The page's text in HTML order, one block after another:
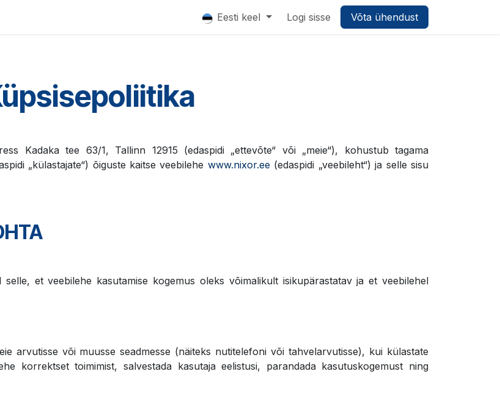
Eesti keel Logi sisse Võta ühendust
Kadaka tee 63/1, Tallinn 12915 (edaspidi „ettevõte“ või „meie“), kohustub tagama
„külastajate“) õiguste kaitse veebilehe www.nixor.ee(edaspidi „veebileht“) ja selle sisu
et veebilehe kasutamise kogemus oleks võimalikult isikupärastatav ja et veebilehel
arvutisse või muusse seadmesse (näiteks nutitelefoni või tahvelarvutisse), kui külastate
korrektset toimimist, salvestada kasutaja eelistusi, parandada kasutuskogemust ning